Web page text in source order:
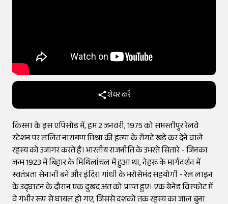
शेयर करें
किस्सा के इस एपिसोड में, हम 2 जनवरी, 1975 को समस्तीपुर रेलवे
स्टेशन पर ललित नारायण मिश्रा की हत्या के रोंगटे खड़े कर देने वाले
रहस्य को उजागर करते हैं। भारतीय राजनीति के उभरते सितारे - जिनका
जन्म 1923 में बिहार के मिथिलांचल में हुआ था, नेहरू के मार्गदर्शन में
स्वतंत्रता सेनानी बने और इंदिरा गांधी के भरोसेमंद सहयोगी - रेल लाइन
के उद्घाटन के दौरान एक दुखद अंत को प्राप्त हुए। एक ग्रेनेड विस्फोट में
वे गंभीर रूप से घायल हो गए, जिससे दशकों तक रहस्य का जाल बुना